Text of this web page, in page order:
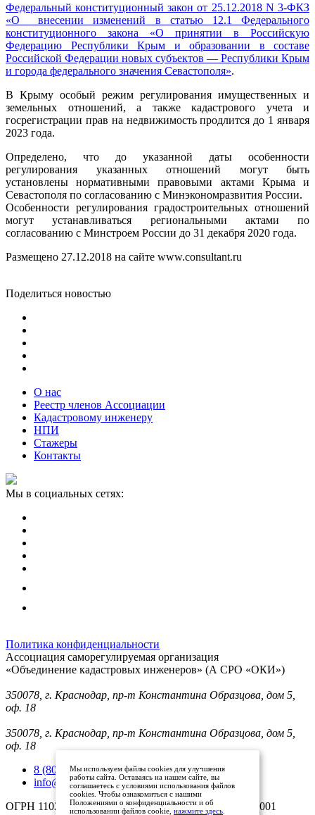
Федеральный конституционный закон от 25.12.2018 N 3-ФКЗ
«О внесении изменений в статью 12.1 Федерального
конституционного закона «О принятии в Российскую
Федерацию Республики Крым и образовании в составе
Российской Федерации новых субъектов — Республики Крым
и города федерального значения Севастополя».
В Крыму особый режим регулирования имущественных и
земельных отношений, а также кадастрового учета и
госрегистрации прав на недвижимость продлится до 1 января
2023 года.
Определено, что до указанной даты особенности
регулирования указанных отношений могут быть
установлены нормативными правовыми актами Крыма и
Севастополя по согласованию с Минэкономразвития России.
Особенности регулирования градостроительных отношений
могут устанавливаться региональными актами по
согласованию с Минстроем России до 31 декабря 2020 года.
Размещено 27.12.2018 на сайте www.consultant.ru
Поделиться новостью
О нас
Реестр членов Ассоциации
Кадастровому инженеру
НПИ
Стажеры
Контакты
Мы в социальных сетях:
Политика конфиденциальности
Ассоциация саморегулируемая организация
«Объединение кадастровых инженеров» (А СРО «ОКИ»)
350078, г. Краснодар, пр-т Константина Образцова, дом 5,
оф. 18
350078, г. Краснодар, пр-т Константина Образцова, дом 5,
оф. 18
8 (800) 101 33 08
info@mysroki.ru
ОГРН 1102300003079 ИНН 2311126810/КПП 231101001
Мы используем файлы cookies для улучшения
работы сайта. Оставаясь на нашем сайте, вы
соглашаетесь с условиями использования файлов
cookies. Чтобы ознакомиться с нашими
Положениями о конфиденциальности и об
использовании файлов cookie, нажмите здесь